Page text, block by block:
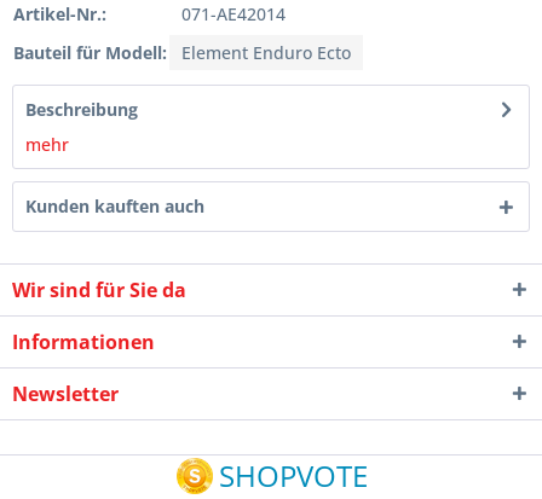
Artikel-Nr.:
071-AE42014
Bauteil für Modell:
Element Enduro Ecto
Beschreibung
mehr
Kunden kauften auch
Wir sind für Sie da
Informationen
Newsletter